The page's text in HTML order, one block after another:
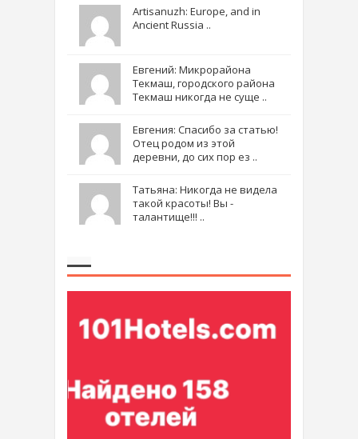
Artisanuzh: Europe, and in
Ancient Russia ..
Евгений: Микрорайона
Текмаш, городского района
Текмаш никогда не суще ..
Евгения: Спасибо за статью!
Отец родом из этой
деревни, до сих пор ез ..
Татьяна: Никогда не видела
такой красоты! Вы -
талантище!!! ..